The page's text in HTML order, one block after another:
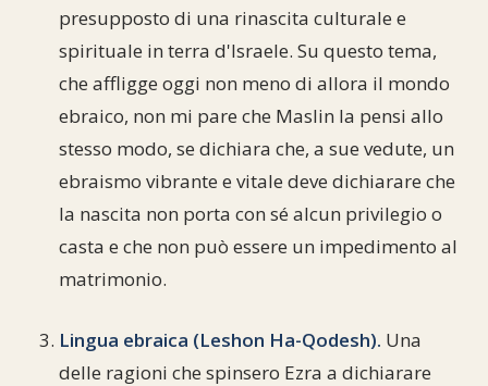
presupposto di una rinascita culturale e
spirituale in terra d'Israele. Su questo tema,
che affligge oggi non meno di allora il mondo
ebraico, non mi pare che Maslin la pensi allo
stesso modo, se dichiara che, a sue vedute, un
ebraismo vibrante e vitale deve dichiarare che
la nascita non porta con sé alcun privilegio o
casta e che non può essere un impedimento al
matrimonio.
Lingua ebraica (Leshon Ha-Qodesh). Una
delle ragioni che spinsero Ezra a dichiarare